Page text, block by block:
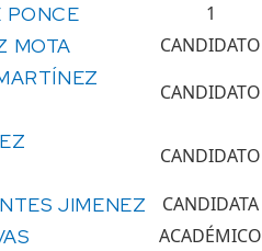
PONCE 1
MOTA CANDIDATO
CANDIDATO
CANDIDATO
JIMENEZ CANDIDATA
ACADÉMICO